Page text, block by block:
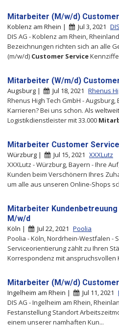
Mitarbeiter (M/w/d)
Koblenz am Rhein | Jul 3, 2021
DIS AG - Koblenz am Rhein,
Bezeichnungen richten sich an alle
(m/w/d) Customer Service
Mitarbeiter (W/m/d)
Augsburg | Jul 18, 2021 Rhenus
Rhenus High Tech GmbH -
Karrieren? Bei uns schon. Als
Logistikdienstleister mit 33.000
Mitarbeiter Customer
Würzburg | Jul 15, 2021 XXXLutz
XXXLutz - Würzburg, Bayern - Ihre
Kunden beim Verschönern Ihres
um alle aus unseren Online-Shops
Mitarbeiter
M/w/d
Köln | Jul 22, 2021 Poolia
Poolia - Köln, Nordrhein-Westfalen -
Serviceorientierung zählt zu Ihren
Korrespondenz mit anspruchsvollen
Mitarbeiter (M/w/d)
Ingelheim am Rhein | Jul 11, 2021
DIS AG - Ingelheim am Rhein,
Festanstellung Standort
einem unserer namhaften Kun...